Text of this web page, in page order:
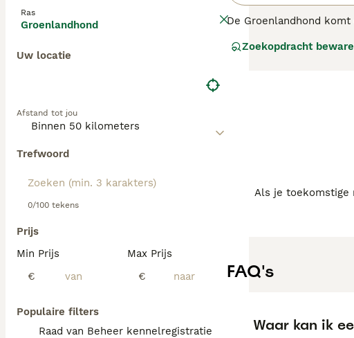
Ras
Groenlandhond
Uw locatie
Afstand tot jou
Trefwoord
0/100 tekens
Prijs
Min Prijs
€
Max Prijs
€
Populaire filters
Raad van Beheer kennelregistratie
De Groenlandhond
Ze zijn altijd erg
Zoekopdracht
Als je toekomstige
FAQ's
Waar kan ik